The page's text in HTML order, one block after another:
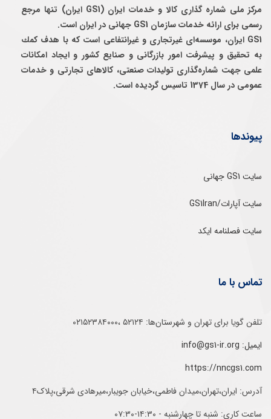
مرکز ملی شماره گذاری کالا و خدمات ایران (GS1 ایران) تنها مرجع
رسمی برای ارائه خدمات سازمان GS1 جهانی در ایران است.
GS1 ایران، موسسه‌ای غيرتجاری و غيرانتفاعی است كه با هدف كمك
به تحقيق و پيشرفت امور بازرگانی و صنايع كشور و ايجاد امكانات
علمی جهت شماره‌گذاری توليدات صنعتی، كالاهای تجارتی و خدمات
عمومی در سال 1374 تاسيس گرديده است.
پیوندها
سایت GS1 جهانی
سایت آپارات/GS1Iran
سایت فصلنامه ایکد
تماس با ما
تلفن‌ گویا برای‌ تهران‌‌ و‌ شهرستان‌ها:‌ ۵۲۱۲۴ ،۰۲۱۵۲۳۸۴۰۰۰
ایمیل: info@gs1-ir.org
https://nncgs1.com
آدرس: ایران،تهران،میدان فاطمی،خیابان جویبار،میرهادی شرقی،پلاک۴
ساعت کاری: شنبه تا چهارشنبه - ۱۴:۳۰-۰۷:۳۰